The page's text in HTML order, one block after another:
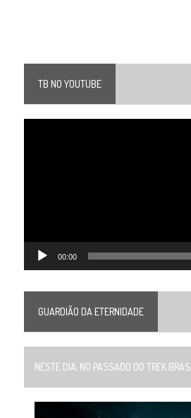
TB NO YOUTUBE
00:00
GUARDIÃO DA ETERNIDADE
NESTE DIA, NO PASSADO DO TREK